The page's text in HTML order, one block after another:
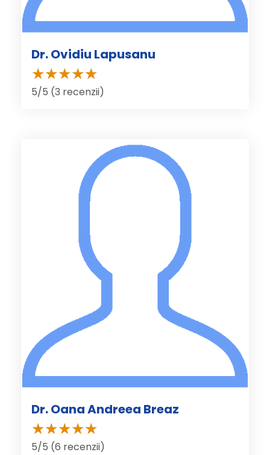
Dr. Ovidiu Lapusanu
5/5 (3 recenzii)
Dr. Oana Andreea Breaz
5/5 (6 recenzii)